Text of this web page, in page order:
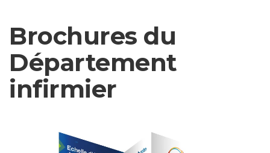
Crèches
Pôle enfance et adolescence
Projets IA
Brochures du
Département
infirmier